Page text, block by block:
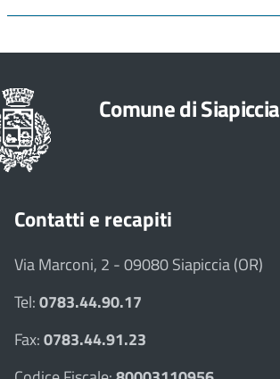
Comune di Siapiccia
Contatti e recapiti
Via Marconi, 2 - 09080 Siapiccia (OR)
Tel:0783.44.90.17
Fax:0783.44.91.23